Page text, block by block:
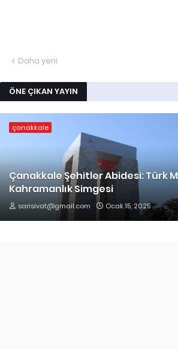
Daha yeni
ÖNE ÇIKAN YAYIN
çanakkale
Çanakkale Şehitler Abidesi: Türk
Kahramanlık Simgesi
sarisivat@gmail.com Ocak 15, 2025